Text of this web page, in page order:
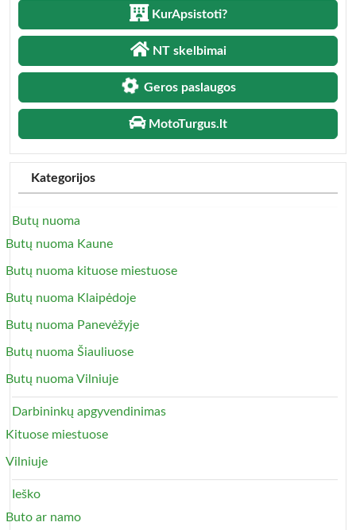
KurApsistoti?
NT skelbimai
Geros paslaugos
MotoTurgus.lt
Kategorijos
Butų nuoma
Butų nuoma Kaune
Butų nuoma kituose miestuose
Butų nuoma Klaipėdoje
Butų nuoma Panevėžyje
Butų nuoma Šiauliuose
Butų nuoma Vilniuje
Darbininkų apgyvendinimas
Kituose miestuose
Vilniuje
Ieško
Buto ar namo